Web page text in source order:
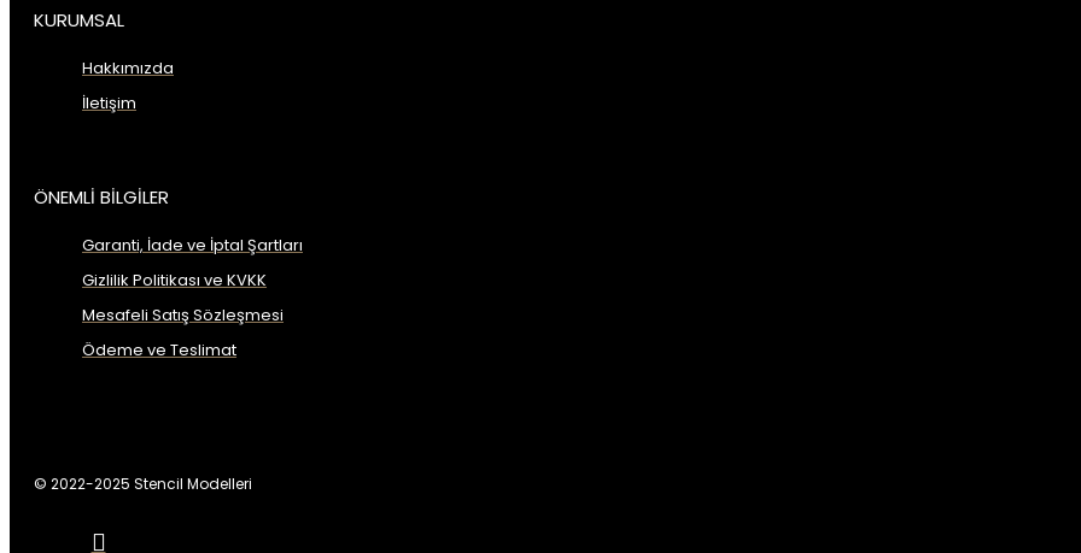
KURUMSAL
Hakkımızda
İletişim
ÖNEMLİ BİLGİLER
Garanti, İade ve İptal Şartları
Gizlilik Politikası ve KVKK
Mesafeli Satış Sözleşmesi
Ödeme ve Teslimat
© 2022-2025 Stencil Modelleri